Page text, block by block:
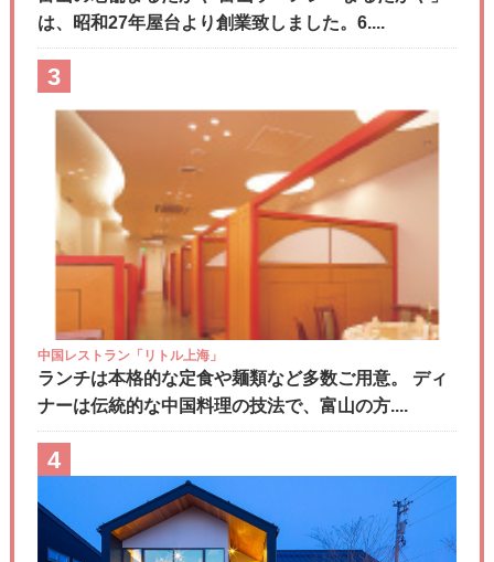
は、昭和27年屋台より創業致しました。6....
3
中国レストラン「リトル上海」
ランチは本格的な定食や麺類など多数ご用意。 ディ
ナーは伝統的な中国料理の技法で、富山の方....
4